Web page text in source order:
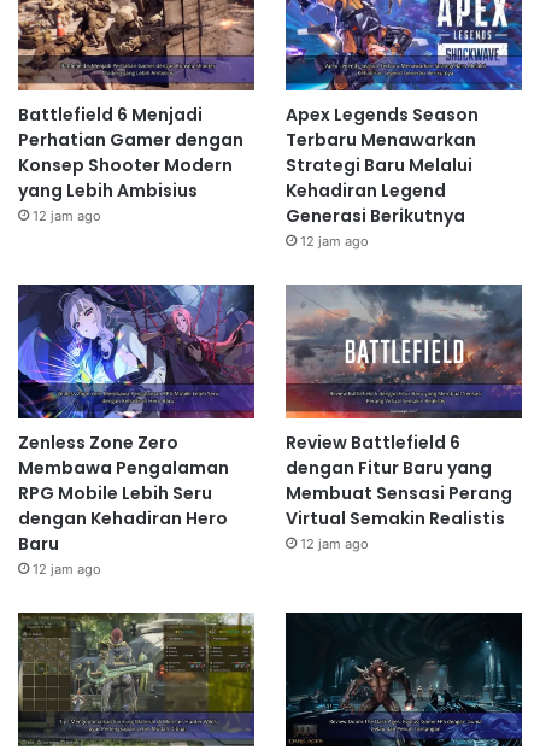
Battlefield 6 Menjadi
Perhatian Gamer dengan
Konsep Shooter Modern
yang Lebih Ambisius
12 jam ago
Apex Legends Season
Terbaru Menawarkan
Strategi Baru Melalui
Kehadiran Legend
Generasi Berikutnya
12 jam ago
Zenless Zone Zero
Membawa Pengalaman
RPG Mobile Lebih Seru
dengan Kehadiran Hero
Baru
12 jam ago
Review Battlefield 6
dengan Fitur Baru yang
Membuat Sensasi Perang
Virtual Semakin Realistis
12 jam ago